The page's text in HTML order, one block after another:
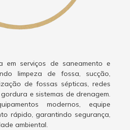
em serviços de saneamento e
limpeza de fossa, sucção,
de fossas sépticas, redes
e sistemas de drenagem.
modernos, equipe
rápido, garantindo segurança,
ambiental.